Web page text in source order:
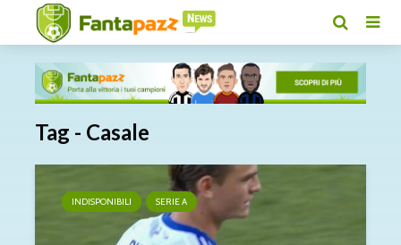
Tag - Casale
INDISPONIBILI SERIE A